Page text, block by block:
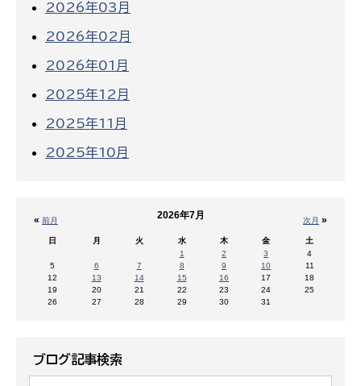
2026年03月
2026年02月
2026年01月
2025年12月
2025年11月
2025年10月
« 前月 次月 »
2026年7月
日 月 火 水 木 金
土
1
2 3
4
5
6 7 8 9 10
11
12
13 14 15 16 17
18
19
20 21 22 23 24
25
26
27 28 29 30 31
ブログ記事検索